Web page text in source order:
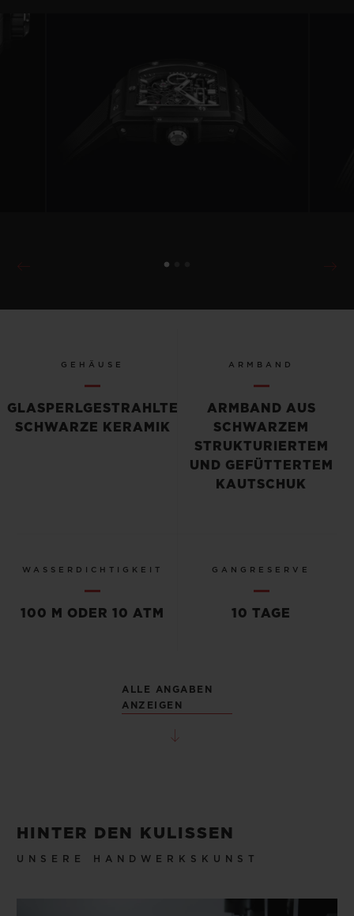
GEHÄUSE
GLASPERLGESTRAHLTE
SCHWARZE KERAMIK
ARMBAND
ARMBAND AUS
SCHWARZEM
STRUKTURIERTEM
UND GEFÜTTERTEM
KAUTSCHUK
WASSERDICHTIGKEIT
100 M ODER 10 ATM
GANGRESERVE
10 TAGE
ALLE ANGABEN
ANZEIGEN
HINTER DEN KULISSEN
UNSERE HANDWERKSKUNST